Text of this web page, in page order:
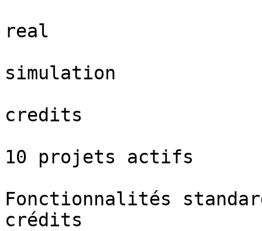
real
simulation
credits
10 projets actifs
Fonctionnalités
crédits